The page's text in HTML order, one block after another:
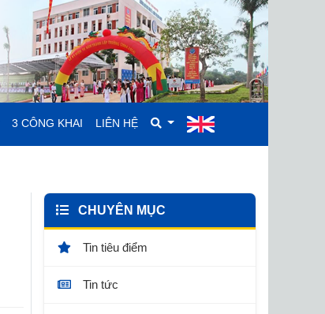
3 CÔNG KHAI LIÊN HỆ
CHUYÊN MỤC
Tin tiêu điểm
Tin tức